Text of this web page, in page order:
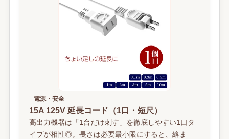
電源・安全
15A 125V 延長コード（1口・短尺）
高出力機器は「1台だけ刺す」を徹底しやすい1口タ
イプが相性◎。長さは必要最小限にすると、絡ま